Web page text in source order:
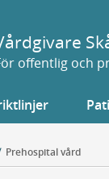
offentlig och
Prehospital vård